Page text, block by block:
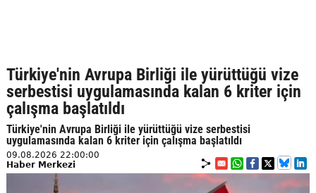
Türkiye'nin Avrupa Birliği ile yürüttüğü vize
serbestisi uygulamasında kalan 6 kriter için
çalışma başlatıldı
Türkiye'nin Avrupa Birliği ile yürüttüğü vize serbestisi
uygulamasında kalan 6 kriter için çalışma başlatıldı
09.08.2026 22:00:00
Haber Merkezi